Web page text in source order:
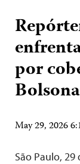
por
May 29, 2026
São Paulo,